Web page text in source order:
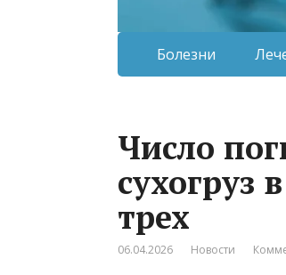
Болезни
Число
сухогруз
трех
06.04.2026 Новости